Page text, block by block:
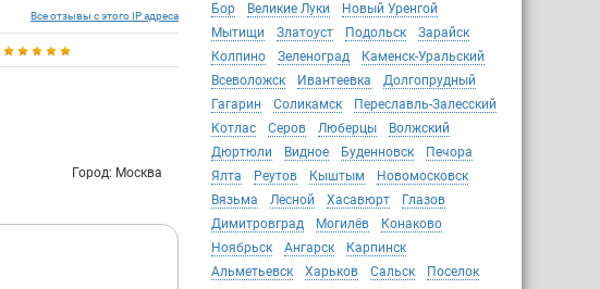
Бор
Великие Луки
Новый Уренгой
Мытищи
Златоуст Подольск
Зарайск
Колпино
Зеленоград
Каменск-Уральский
Всеволожск
Ивантеевка
Долгопрудный
Гагарин
Соликамск
Переславль-Залесский
Котлас
Серов Люберцы
Волжский
Дюртюли
Видное Буденновск
Печора
Ялта
Реутов Кыштым
Новомосковск
Вязьма
Лесной Хасавюрт
Глазов
Димитровград
Могилёв
Конаково
Ноябрьск
Ангарск
Карпинск
Альметьевск
Харьков Сальск
Поселок
Все отзывы с этого IP адреса
Город: Москва